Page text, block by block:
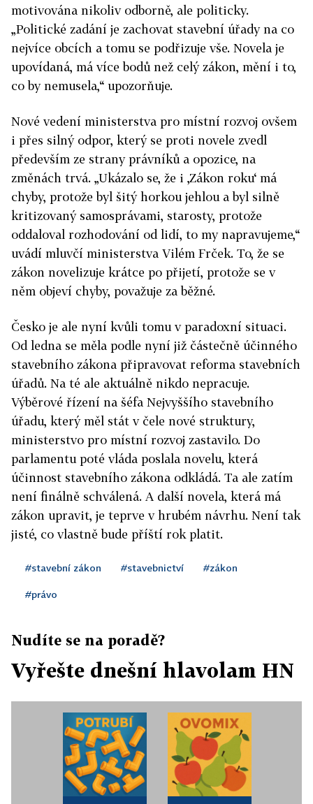
motivována nikoliv odborně, ale politicky.
„Politické zadání je zachovat stavební úřady na co
nejvíce obcích a tomu se podřizuje vše. Novela je
upovídaná, má více bodů než celý zákon, mění i to,
co by nemusela,“ upozorňuje.
Nové vedení ministerstva pro místní rozvoj ovšem
i přes silný odpor, který se proti novele zvedl
především ze strany právníků a opozice, na
změnách trvá. „Ukázalo se, že i ‚Zákon roku‘ má
chyby, protože byl šitý horkou jehlou a byl silně
kritizovaný samosprávami, starosty, protože
oddaloval rozhodování od lidí, to my napravujeme,“
uvádí mluvčí ministerstva Vilém Frček. To, že se
zákon novelizuje krátce po přijetí, protože se v
něm objeví chyby, považuje za běžné.
Česko je ale nyní kvůli tomu v paradoxní situaci.
Od ledna se měla podle nyní již částečně účinného
stavebního zákona připravovat reforma stavebních
úřadů. Na té ale aktuálně nikdo nepracuje.
Výběrové řízení na šéfa Nejvyššího stavebního
úřadu, který měl stát v čele nové struktury,
ministerstvo pro místní rozvoj zastavilo. Do
parlamentu poté vláda poslala novelu, která
účinnost stavebního zákona odkládá. Ta ale zatím
není finálně schválená. A další novela, která má
zákon upravit, je teprve v hrubém návrhu. Není tak
jisté, co vlastně bude příští rok platit.
#stavební zákon #stavebnictví #zákon
#právo
Nudíte se na poradě?
Vyřešte dnešní hlavolam HN